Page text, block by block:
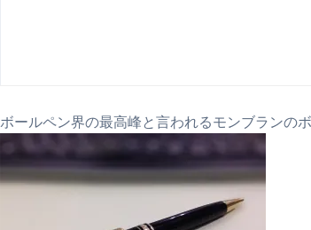
ボールペン界の最高峰と言われるモンブランの